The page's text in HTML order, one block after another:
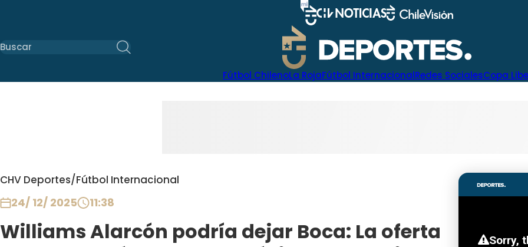
Fútbol ChilenoLa RojaFútbol InternacionalRedes SocialesCopa
CHV Deportes/Fútbol Internacional
24/ 12/ 2025 11:38
Williams Alarcón podría dejar Boca: La oferta